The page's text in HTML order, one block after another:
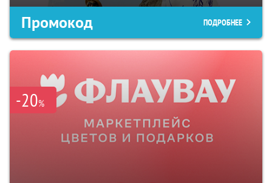
Промокод ПОДРОБНЕЕ
-20%